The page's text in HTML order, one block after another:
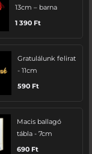
13cm – barna
1 390 Ft
Gratulálunk felirat
- 11cm
590 Ft
Macis ballagó
tábla - 7cm
690 Ft